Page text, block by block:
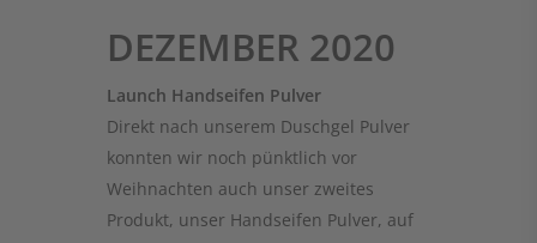
DEZEMBER 2020
Launch Handseifen Pulver
Direkt nach unserem Duschgel Pulver
konnten wir noch pünktlich vor
Weihnachten auch unser zweites
Produkt, unser Handseifen Pulver, auf